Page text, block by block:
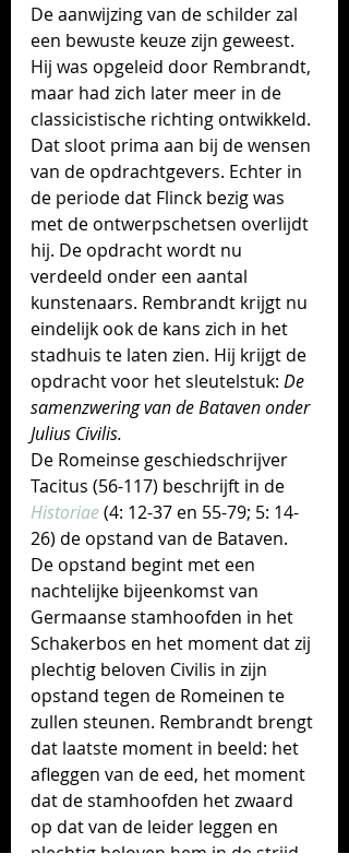
De aanwijzing van de schilder zal
een bewuste keuze zijn geweest.
Hij was opgeleid door Rembrandt,
maar had zich later meer in de
classicistische richting ontwikkeld.
Dat sloot prima aan bij de wensen
van de opdrachtgevers. Echter in
de periode dat Flinck bezig was
met de ontwerpschetsen overlijdt
hij. De opdracht wordt nu
verdeeld onder een aantal
kunstenaars. Rembrandt krijgt nu
eindelijk ook de kans zich in het
stadhuis te laten zien. Hij krijgt de
opdracht voor het sleutelstuk: De
samenzwering van de Bataven onder
Julius Civilis.
De Romeinse geschiedschrijver
Tacitus (56-117) beschrijft in de
Historiae(4: 12-37 en 55-79; 5: 14-
26) de opstand van de Bataven.
De opstand begint met een
nachtelijke bijeenkomst van
Germaanse stamhoofden in het
Schakerbos en het moment dat zij
plechtig beloven Civilis in zijn
opstand tegen de Romeinen te
zullen steunen. Rembrandt brengt
dat laatste moment in beeld: het
afleggen van de eed, het moment
dat de stamhoofden het zwaard
op dat van de leider leggen en
plechtig beloven hem in de strijd